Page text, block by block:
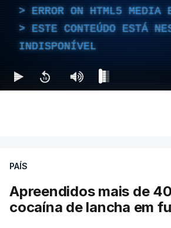
ERROR ON HTML5 MEDIA
ESTE CONTEÚDO ESTÁ
INDISPONÍVEL
PAÍS
Apreendidos mais de
cocaína de lancha em